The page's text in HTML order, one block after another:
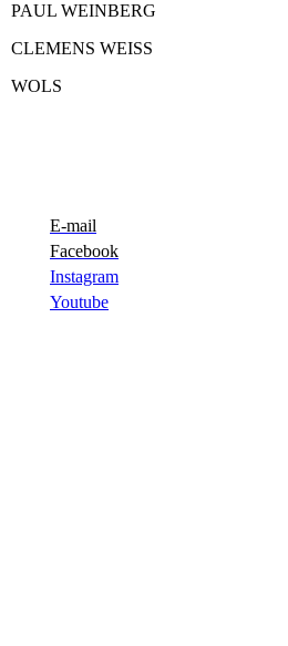
PAUL WEINBERG
CLEMENS WEISS
WOLS
E-mail
Facebook
Instagram
Youtube